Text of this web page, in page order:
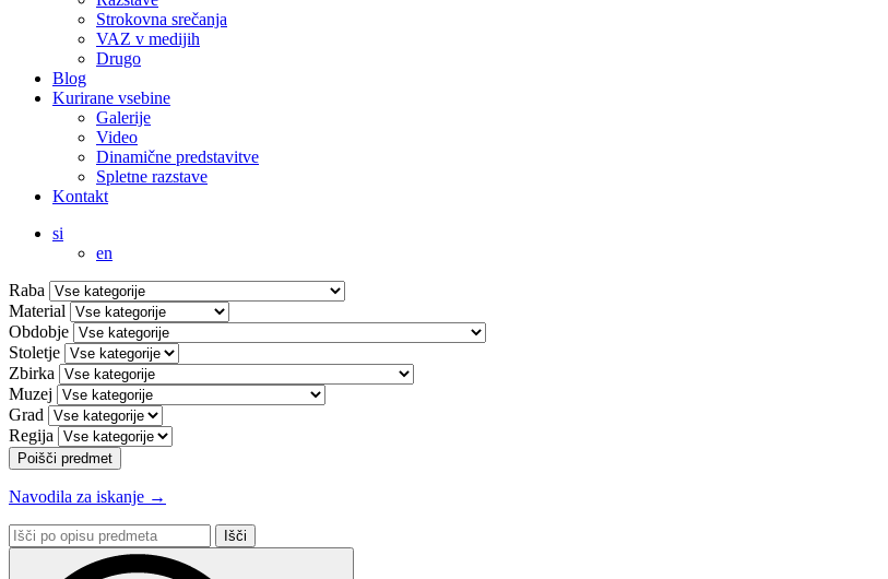
Strokovna srečanja
VAZ v medijih
Drugo
Blog
Kurirane vsebine
Galerije
Video
Dinamične predstavitve
Spletne razstave
Kontakt
si
en
Raba
Material
Obdobje
Stoletje
Zbirka
Muzej
Grad
Regija
Poišči predmet
Navodila za iskanje →
Išči
po